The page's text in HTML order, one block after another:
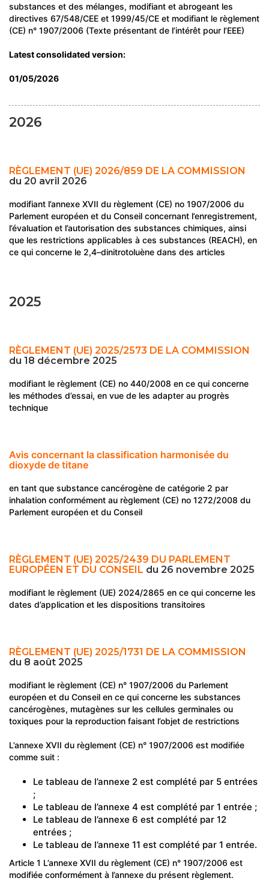
substances et des mélanges, modifiant et abrogeant les
directives 67/548/CEE et 1999/45/CE et modifiant le règlement
(CE) n° 1907/2006 (Texte présentant de l’intérêt pour l’EEE)
Latest consolidated version:
01/05/2026
2026
RÈGLEMENT (UE) 2026/859 DE LA COMMISSION
du 20 avril 2026
modifiant l’annexe XVII du règlement (CE) no 1907/2006 du
Parlement européen et du Conseil concernant l’enregistrement,
l’évaluation et l’autorisation des substances chimiques, ainsi
que les restrictions applicables à ces substances (REACH), en
ce qui concerne le 2,4–dinitrotoluène dans des articles
2025
RÈGLEMENT (UE) 2025/2573 DE LA COMMISSION
du 18 décembre 2025
modifiant le règlement (CE) no 440/2008 en ce qui concerne
les méthodes d’essai, en vue de les adapter au progrès
technique
Avis concernant la classification harmonisée du
dioxyde de titane
en tant que substance cancérogène de catégorie 2 par
inhalation conformément au règlement (CE) no 1272/2008 du
Parlement européen et du Conseil
RÈGLEMENT (UE) 2025/2439 DU PARLEMENT
EUROPÉEN ET DU CONSEIL du 26 novembre 2025
modifiant le règlement (UE) 2024/2865 en ce qui concerne les
dates d’application et les dispositions transitoires
RÈGLEMENT (UE) 2025/1731 DE LA COMMISSION
du 8 août 2025
modifiant le règlement (CE) n° 1907/2006 du Parlement
européen et du Conseil en ce qui concerne les substances
cancérogènes, mutagènes sur les cellules germinales ou
toxiques pour la reproduction faisant l’objet de restrictions
L’annexe XVII du règlement (CE) n° 1907/2006 est modifiée
comme suit :
Le tableau de l’annexe 2 est complété par 5 entrées
;
Le tableau de l’annexe 4 est complété par 1 entrée ;
Le tableau de l’annexe 6 est complété par 12
entrées ;
Le tableau de l’annexe 11 est complété par 1 entrée.
Article 1 L’annexe XVII du règlement (CE) n° 1907/2006 est
modifiée conformément à l’annexe du présent règlement.